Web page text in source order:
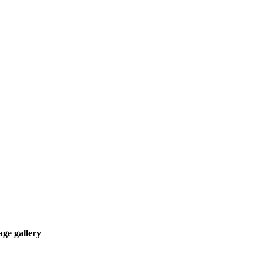
gallery